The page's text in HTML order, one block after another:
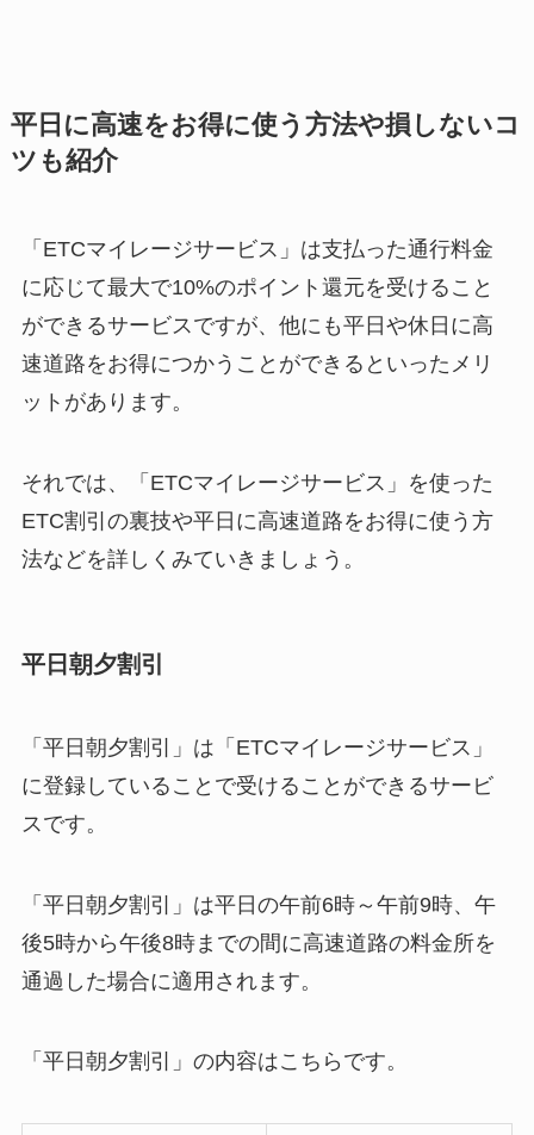
平日に高速をお得に使う方法や損しないコ
ツも紹介
「ETCマイレージサービス」は支払った通行料金
に応じて最大で10%のポイント還元を受けること
ができるサービスですが、他にも平日や休日に高
速道路をお得につかうことができるといったメリ
ットがあります。
それでは、「ETCマイレージサービス」を使った
ETC割引の裏技や平日に高速道路をお得に使う方
法などを詳しくみていきましょう。
平日朝夕割引
「平日朝夕割引」は「ETCマイレージサービス」
に登録していることで受けることができるサービ
スです。
「平日朝夕割引」は平日の午前6時～午前9時、午
後5時から午後8時までの間に高速道路の料金所を
通過した場合に適用されます。
「平日朝夕割引」の内容はこちらです。